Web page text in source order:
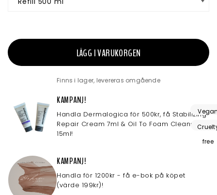
LÄGG I VARUKORGEN
Finns i lager, levereras omgående
KAMPANJ!
Handla Dermalogica för 500kr, få Stabilizing
Repair Cream 7ml & Oil To Foam Cleanser
15ml!
KAMPANJ!
Handla för 1200kr - få e-bok på köpet
(värde 199kr)!
free